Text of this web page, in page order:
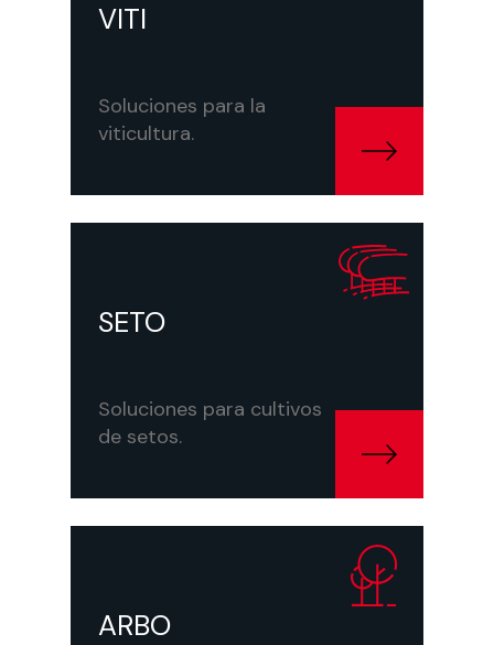
VITI
Soluciones para la
viticultura.
SETO
Soluciones para cultivos
de setos.
https://id-david.com/productos/seto/
ARBO
https://id-david.com/productos/arbo/